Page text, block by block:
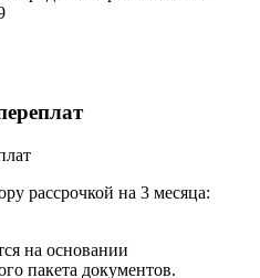
рассрочкой на 3 месяца:
на основании
пакета документов.